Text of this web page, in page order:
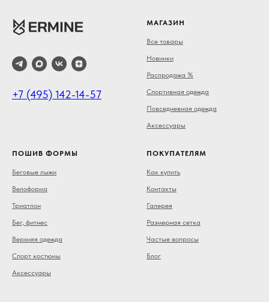
+7 (495) 142-14-57
МАГАЗИН
Все товары
Новинки
Распродажа %
Спортивная одежда
Повседневная одежда
Аксессуары
ПОШИВ ФОРМЫ
Беговые лыжи
Велоформа
Триатлон
Бег, фитнес
Верхняя одежда
Спорт костюмы
Аксессуары
ПОКУПАТЕЛЯМ
Как купить
Контакты
Галерея
Размерная сетка
Частые вопросы
Блог